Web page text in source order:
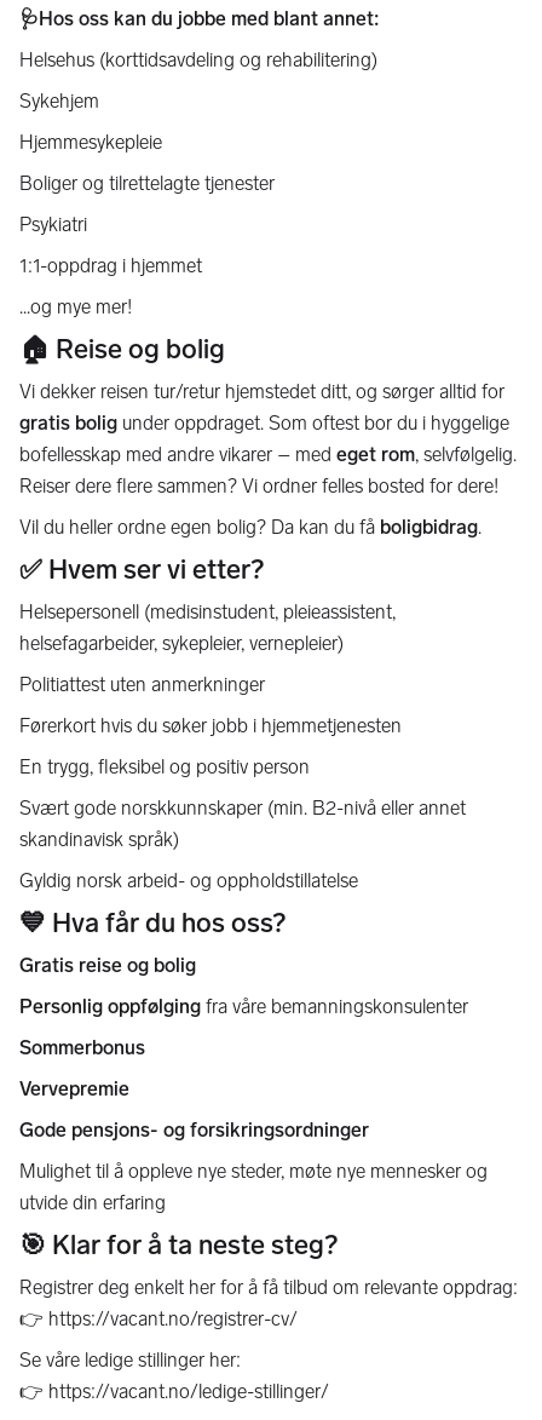
🩺Hos oss kan du jobbe med blant annet:
Helsehus (korttidsavdeling og rehabilitering)
Sykehjem
Hjemmesykepleie
Boliger og tilrettelagte tjenester
Psykiatri
1:1-oppdrag i hjemmet
...og mye mer!
🏠 Reise og bolig
Vi dekker reisen tur/retur hjemstedet ditt, og sørger alltid for
gratis bolig under oppdraget. Som oftest bor du i hyggelige
bofellesskap med andre vikarer – med eget rom, selvfølgelig.
Reiser dere flere sammen? Vi ordner felles bosted for dere!
Vil du heller ordne egen bolig? Da kan du få boligbidrag.
✅ Hvem ser vi etter?
Helsepersonell (medisinstudent, pleieassistent,
helsefagarbeider, sykepleier, vernepleier)
Politiattest uten anmerkninger
Førerkort hvis du søker jobb i hjemmetjenesten
En trygg, fleksibel og positiv person
Svært gode norskkunnskaper (min. B2-nivå eller annet
skandinavisk språk)
Gyldig norsk arbeid- og oppholdstillatelse
💙 Hva får du hos oss?
Gratis reise og bolig
Personlig oppfølging fra våre bemanningskonsulenter
Sommerbonus
Vervepremie
Gode pensjons- og forsikringsordninger
Mulighet til å oppleve nye steder, møte nye mennesker og
utvide din erfaring
🎯 Klar for å ta neste steg?
Registrer deg enkelt her for å få tilbud om relevante oppdrag:
👉 https://vacant.no/registrer-cv/
Se våre ledige stillinger her:
👉 https://vacant.no/ledige-stillinger/